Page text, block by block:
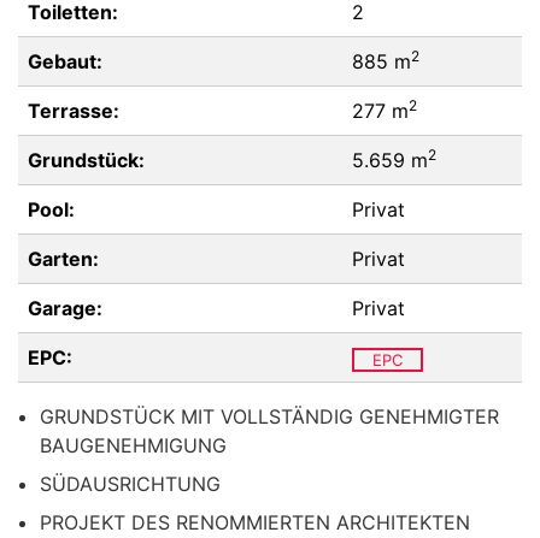
Toiletten: 2
Gebaut: 885 m2
Terrasse: 277 m2
Grundstück: 5.659 m2
Pool: Privat
Garten: Privat
Garage: Privat
EPC: EPC
GRUNDSTÜCK MIT VOLLSTÄNDIG GENEHMIGTER
BAUGENEHMIGUNG
SÜDAUSRICHTUNG
PROJEKT DES RENOMMIERTEN ARCHITEKTEN